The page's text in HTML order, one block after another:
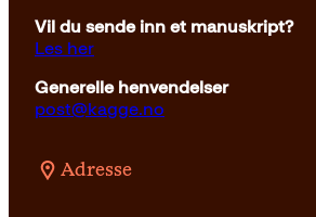
Vil du sende inn et manuskript?
Les her
Generelle henvendelser
post@kagge.no
Adresse